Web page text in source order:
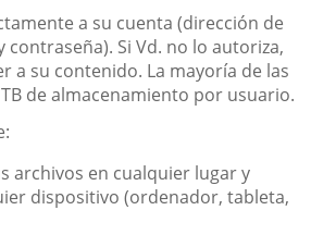
a su cuenta (dirección de
Si Vd. no lo autoriza,
a su contenido. La mayoría de las
de almacenamiento por usuario.
archivos en cualquier lugar y
dispositivo (ordenador, tableta,